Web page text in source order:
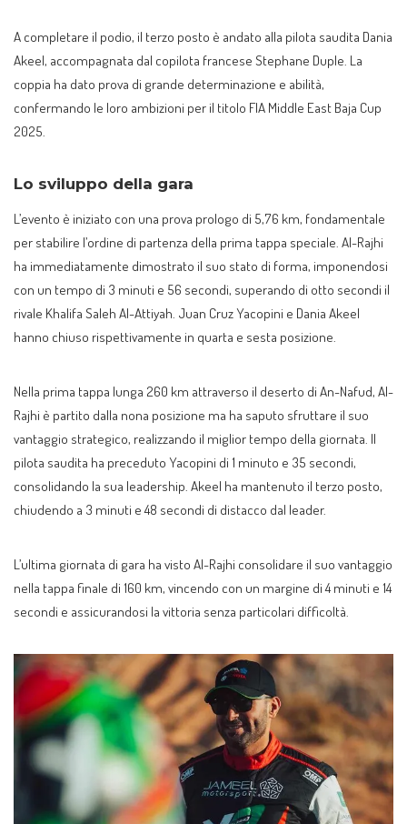
A completare il podio, il terzo posto è andato alla pilota saudita Dania
Akeel, accompagnata dal copilota francese Stephane Duple. La
coppia ha dato prova di grande determinazione e abilità,
confermando le loro ambizioni per il titolo FIA Middle East Baja Cup
2025.
Lo sviluppo della gara
L’evento è iniziato con una prova prologo di 5,76 km, fondamentale
per stabilire l’ordine di partenza della prima tappa speciale. Al-Rajhi
ha immediatamente dimostrato il suo stato di forma, imponendosi
con un tempo di 3 minuti e 56 secondi, superando di otto secondi il
rivale Khalifa Saleh Al-Attiyah. Juan Cruz Yacopini e Dania Akeel
hanno chiuso rispettivamente in quarta e sesta posizione.
Nella prima tappa lunga 260 km attraverso il deserto di An-Nafud, Al-
Rajhi è partito dalla nona posizione ma ha saputo sfruttare il suo
vantaggio strategico, realizzando il miglior tempo della giornata. Il
pilota saudita ha preceduto Yacopini di 1 minuto e 35 secondi,
consolidando la sua leadership. Akeel ha mantenuto il terzo posto,
chiudendo a 3 minuti e 48 secondi di distacco dal leader.
L’ultima giornata di gara ha visto Al-Rajhi consolidare il suo vantaggio
nella tappa finale di 160 km, vincendo con un margine di 4 minuti e 14
secondi e assicurandosi la vittoria senza particolari difficoltà.